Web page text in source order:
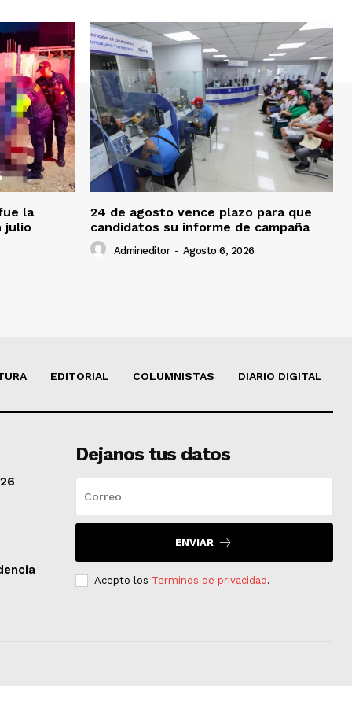
la
julio
24 de agosto vence plazo para que
candidatos su informe de campaña
Admineditor - Agosto 6, 2026
EDITORIAL COLUMNISTAS DIARIO DIGITAL
Dejanos tus datos
ENVIAR
Acepto los Terminos de privacidad .